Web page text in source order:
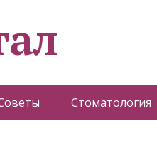
Стоматология